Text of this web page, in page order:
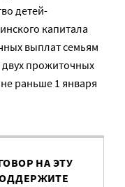
детей-
капитала
выплат семьям
прожиточных
раньше 1 января
НА ЭТУ